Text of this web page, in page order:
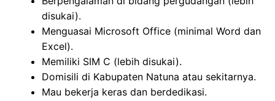
disukai).
Menguasai Microsoft Office (minimal Word dan
Excel).
Memiliki SIM C (lebih disukai).
Domisili di Kabupaten Natuna atau sekitarnya.
Mau bekerja keras dan berdedikasi.